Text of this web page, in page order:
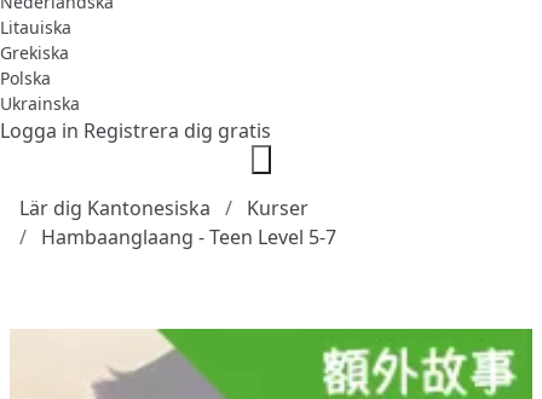
Litauiska
Grekiska
Polska
Ukrainska
Logga in Registrera dig gratis
Lär dig Kantonesiska
Kurser
Hambaanglaang - Teen Level 5-7